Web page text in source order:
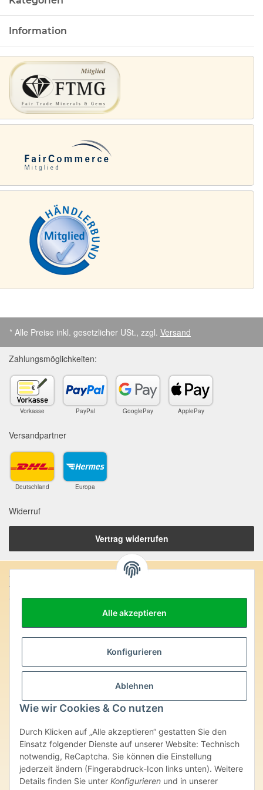
Alle akzeptieren
Konfigurieren
Ablehnen
Wie wir Cookies & Co nutzen
Durch Klicken auf „Alle akzeptieren“ gestatten Sie den
Einsatz folgender Dienste auf unserer Website: Technisch
notwendig, ReCaptcha. Sie können die Einstellung
jederzeit ändern (Fingerabdruck-Icon links unten). Weitere
Details finden Sie unter Konfigurieren und in unserer
Information
* Alle Preise inkl. gesetzlicher USt., zzgl. Versand
Zahlungsmöglichkeiten:
Vorkasse PayPal GooglePay ApplePay
Versandpartner
Deutschland Europa
Widerruf
Vertrag widerrufen
Anschrift:
SteinZeitOase
D-75391 Gechingen
Edelsteine und Mineralien werden im esoterischen Bereich
besondere Kräfte und Eigenschaften zugeordnet. Wir weisen
heilender Wirkungen (körperlich-seelisch-mental-geistig) einzelner
Produkte im Internet, Prospekten oder dem Vertragspartner
überlassenen Unterlagen bisher weder medizinisch anerkannt oder
wissenschaftlich nachweisbar sind. Die gemachten Angaben
beruhen ausschließlich auf Überlieferungen und langjähriger
Erfahrung. Unsere Produkte ersetzen nie den Besuch beim Arzt
oder Heilpraktiker und sind auch kein Medikamentenersatz. Auch
stellen unsere Angaben im ärztlichen Sinne keine Diagnose- oder